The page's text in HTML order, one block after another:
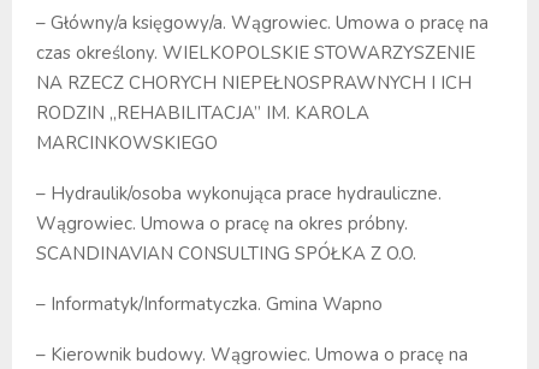
– Główny/a księgowy/a. Wągrowiec. Umowa o pracę na
czas określony. WIELKOPOLSKIE STOWARZYSZENIE
NA RZECZ CHORYCH NIEPEŁNOSPRAWNYCH I ICH
RODZIN „REHABILITACJA” IM. KAROLA
MARCINKOWSKIEGO
– Hydraulik/osoba wykonująca prace hydrauliczne.
Wągrowiec. Umowa o pracę na okres próbny.
SCANDINAVIAN CONSULTING SPÓŁKA Z O.O.
– Informatyk/Informatyczka. Gmina Wapno
– Kierownik budowy. Wągrowiec. Umowa o pracę na